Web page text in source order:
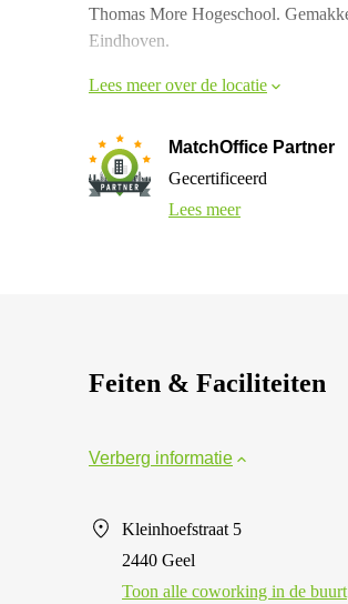
Thomas More Hogeschool.
Eindhoven.
Lees meer over de locatie
MatchOffice Partner
Gecertificeerd
Lees meer
Feiten & Faciliteiten
Verberg informatie
Kleinhoefstraat 5
2440 Geel
Toon alle сoworking in de buurt